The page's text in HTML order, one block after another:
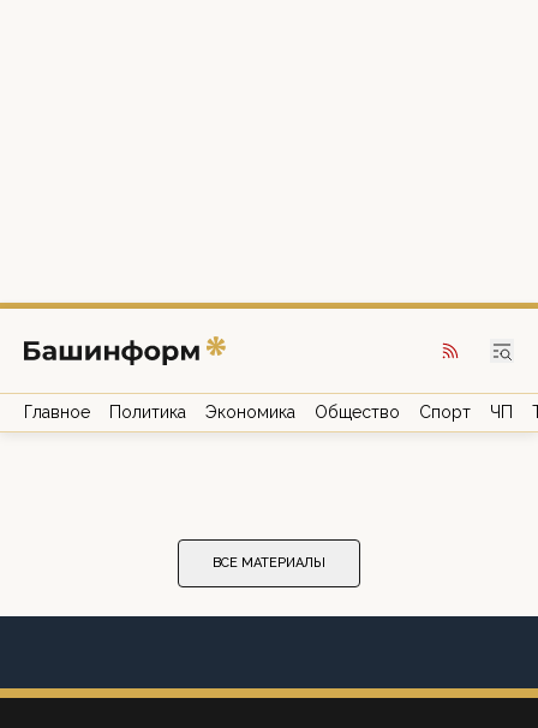
Главное Политика Экономика Общество Спорт ЧП
ВСЕ МАТЕРИАЛЫ